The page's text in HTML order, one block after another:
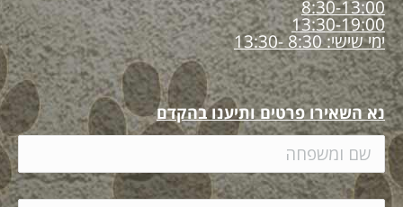
8:30-13:00
13:30-19:00
ימי שישי: 8:30 -13:30
נא השאירו פרטים ותיענו בהקדם